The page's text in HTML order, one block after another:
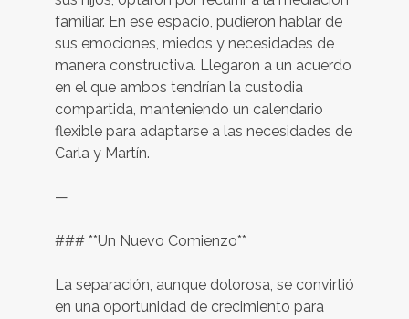
familiar. En ese espacio, pudieron hablar de
sus emociones, miedos y necesidades de
manera constructiva. Llegaron a un acuerdo
en el que ambos tendrían la custodia
compartida, manteniendo un calendario
flexible para adaptarse a las necesidades de
Carla y Martín.
—
### **Un Nuevo Comienzo**
La separación, aunque dolorosa, se convirtió
en una oportunidad de crecimiento para